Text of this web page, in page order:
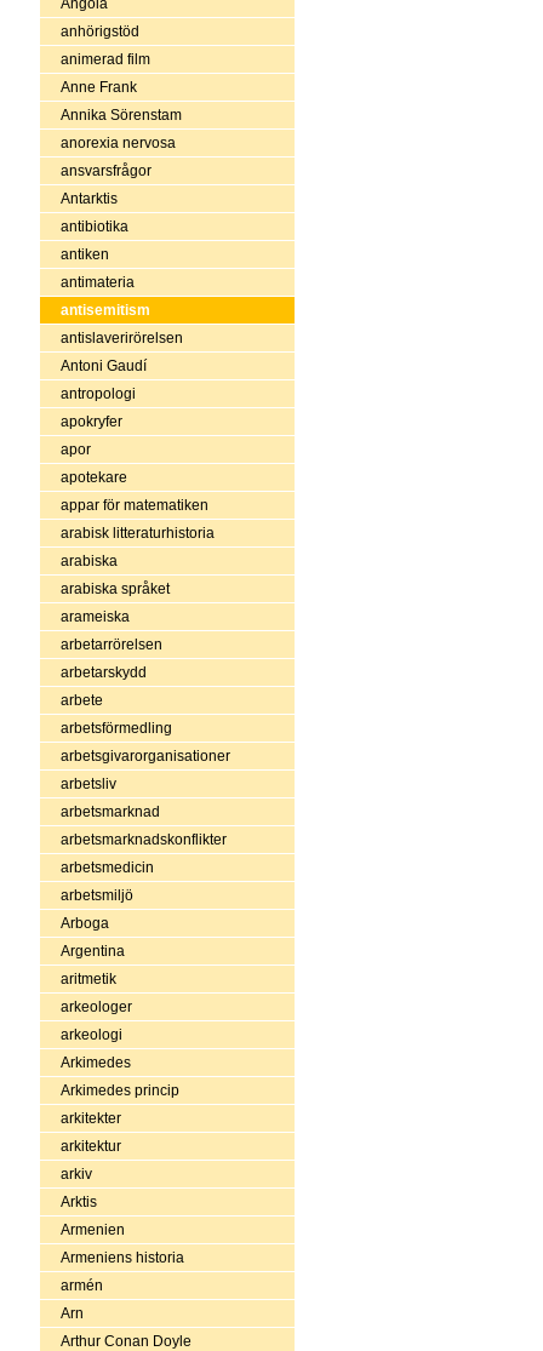
Angola
anhörigstöd
animerad film
Anne Frank
Annika Sörenstam
anorexia nervosa
ansvarsfrågor
Antarktis
antibiotika
antiken
antimateria
antisemitism
antislaverirörelsen
Antoni Gaudí
antropologi
apokryfer
apor
apotekare
appar för matematiken
arabisk litteraturhistoria
arabiska
arabiska språket
arameiska
arbetarrörelsen
arbetarskydd
arbete
arbetsförmedling
arbetsgivarorganisationer
arbetsliv
arbetsmarknad
arbetsmarknadskonflikter
arbetsmedicin
arbetsmiljö
Arboga
Argentina
aritmetik
arkeologer
arkeologi
Arkimedes
Arkimedes princip
arkitekter
arkitektur
arkiv
Arktis
Armenien
Armeniens historia
armén
Arn
Arthur Conan Doyle